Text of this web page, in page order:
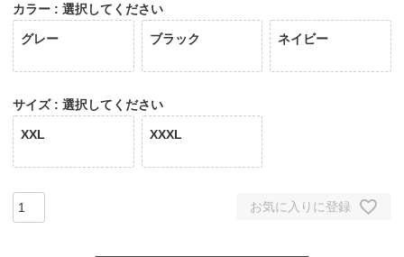
カラー 選択してください
グレー ブラック ネイビー
サイズ 選択してください
XXL XXXL
お気に入りに登録